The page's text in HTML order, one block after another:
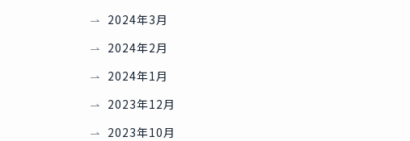
2024年3月
2024年2月
2024年1月
2023年12月
2023年10月